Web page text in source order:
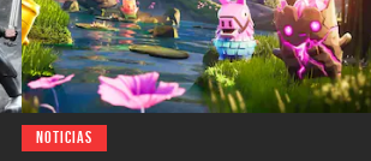
NOTICIAS